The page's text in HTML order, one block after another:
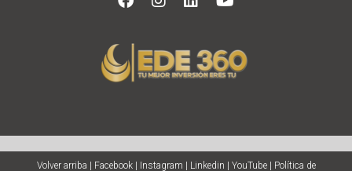
Volver arriba Facebook| Instagram Linkedin YouTube| Política de